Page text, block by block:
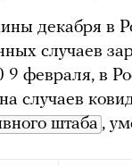
декабря в
случаев
9 февраля, в
случаев
штаба ,